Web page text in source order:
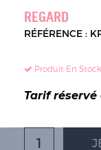
REGARD
RÉFÉRENCE :
Produit En Stock
Tarif